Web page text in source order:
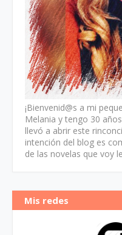
¡Bienvenid@s a mi
Melania y tengo 30
llevó a abrir este
intención del blog es
de las novelas que voy
Mis redes